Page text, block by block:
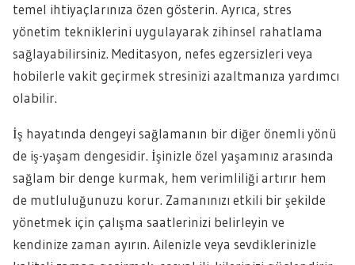
temel ihtiyaçlarınıza özen gösterin. Ayrıca, stres
yönetim tekniklerini uygulayarak zihinsel rahatlama
sağlayabilirsiniz. Meditasyon, nefes egzersizleri veya
hobilerle vakit geçirmek stresinizi azaltmanıza yardımcı
olabilir.
İş hayatında dengeyi sağlamanın bir diğer önemli yönü
de iş-yaşam dengesidir. İşinizle özel yaşamınız arasında
sağlam bir denge kurmak, hem verimliliği artırır hem
de mutluluğunuzu korur. Zamanınızı etkili bir şekilde
yönetmek için çalışma saatlerinizi belirleyin ve
kendinize zaman ayırın. Ailenizle veya sevdiklerinizle